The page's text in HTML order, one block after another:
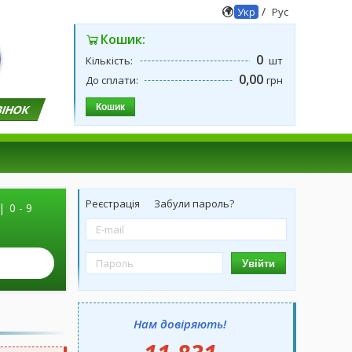
Укр / Рус
Кошик:
Кількість: 0 шт
До сплати:
0,00 грн
Кошик
| 0 - 9
Реєстрація Забули пароль?
Увійти
Нам довіряють!